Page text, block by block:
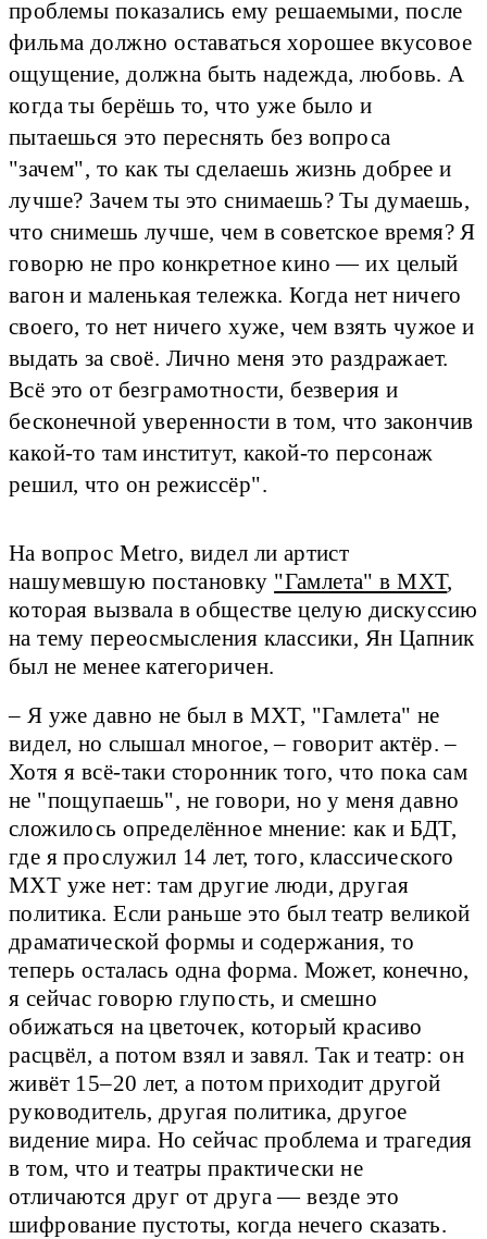
проблемы показались ему решаемыми, после
фильма должно оставаться хорошее вкусовое
ощущение, должна быть надежда, любовь. А
когда ты берёшь то, что уже было и
пытаешься это переснять без вопроса
"зачем", то как ты сделаешь жизнь добрее и
лучше? Зачем ты это снимаешь? Ты думаешь,
что снимешь лучше, чем в советское время? Я
говорю не про конкретное кино — их целый
вагон и маленькая тележка. Когда нет ничего
своего, то нет ничего хуже, чем взять чужое и
выдать за своё. Лично меня это раздражает.
Всё это от безграмотности, безверия и
бесконечной уверенности в том, что закончив
какой-то там институт, какой-то персонаж
решил, что он режиссёр".
На вопрос Metro, видел ли артист
нашумевшую постановку "Гамлета" в МХТ,
которая вызвала в обществе целую дискуссию
на тему переосмысления классики, Ян Цапник
был не менее категоричен.
– Я уже давно не был в МХТ, "Гамлета" не
видел, но слышал многое, – говорит актёр. –
Хотя я всё-таки сторонник того, что пока сам
не "пощупаешь", не говори, но у меня давно
сложилось определённое мнение: как и БДТ,
где я прослужил 14 лет, того, классического
МХТ уже нет: там другие люди, другая
политика. Если раньше это был театр великой
драматической формы и содержания, то
теперь осталась одна форма. Может, конечно,
я сейчас говорю глупость, и смешно
обижаться на цветочек, который красиво
расцвёл, а потом взял и завял. Так и театр: он
живёт 15–20 лет, а потом приходит другой
руководитель, другая политика, другое
видение мира. Но сейчас проблема и трагедия
в том, что и театры практически не
отличаются друг от друга — везде это
шифрование пустоты, когда нечего сказать.